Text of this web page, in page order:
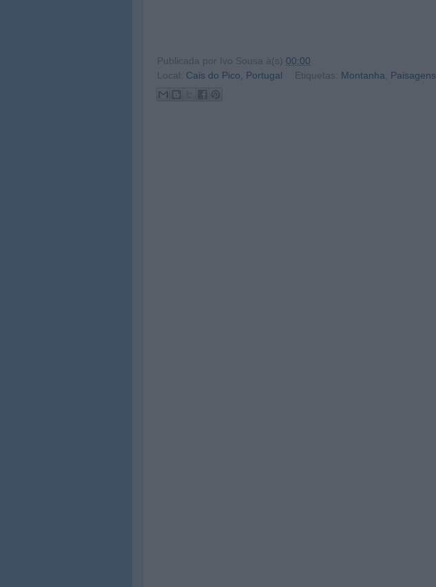
Publicada por Ivo Sousa à(s) 00:00
Local: Cais do Pico, Portugal Etiquetas: Montanha Paisagens